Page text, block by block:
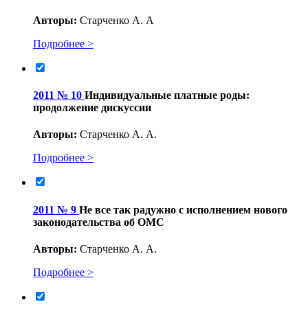
Авторы: Старченко А. А
Подробнее >
2011 № 10 Индивидуальные платные роды:
продолжение дискуссии
Авторы: Старченко А. А.
Подробнее >
2011 № 9 Не все так радужно с исполнением нового
законодательства об ОМС
Авторы: Старченко А. А.
Подробнее >